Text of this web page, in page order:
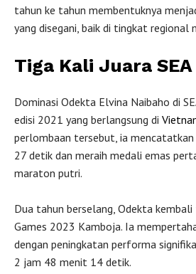
tahun ke tahun membentuknya
yang disegani, baik di tingkat regional
Tiga Kali Juara SEA
Dominasi Odekta Elvina Naibaho di
edisi 2021 yang berlangsung di
perlombaan tersebut, ia
27 detik dan meraih medali emas
maraton putri.
Dua tahun berselang, Odekta
Games 2023 Kamboja. Ia
dengan peningkatan performa
2 jam 48 menit 14 detik.